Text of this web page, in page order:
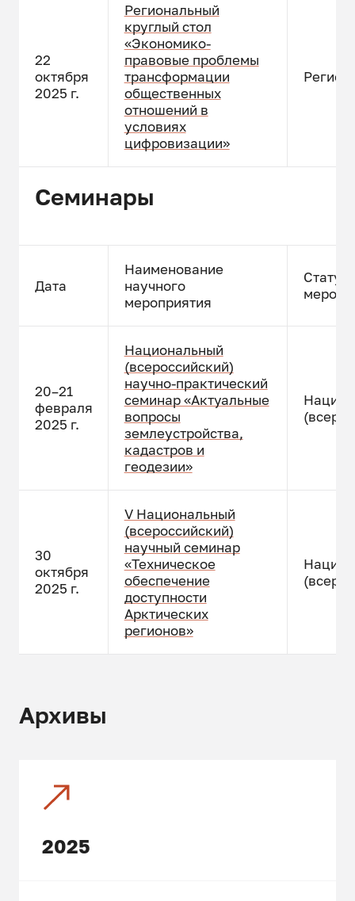
22
октября
2025 г.
Региональный
круглый стол
«Экономико-
правовые проблемы
трансформации
общественных
отношений в
условиях
цифровизации»
Семинары
Дата
Наименование
научного
мероприятия
Статус
20–21
февраля
2025 г.
Национальный
(всероссийский)
научно-практический
семинар «Актуальные
вопросы
землеустройства,
кадастров и
геодезии»
30
октября
2025 г.
V Национальный
(всероссийский)
научный семинар
«Техническое
обеспечение
доступности
Арктических
регионов»
Архивы
2025